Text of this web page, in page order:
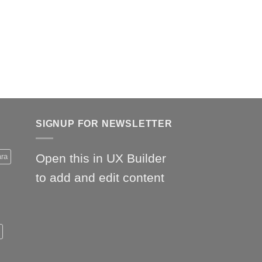
SIGNUP FOR NEWSLETTER
Open this in UX Builder
to add and edit content